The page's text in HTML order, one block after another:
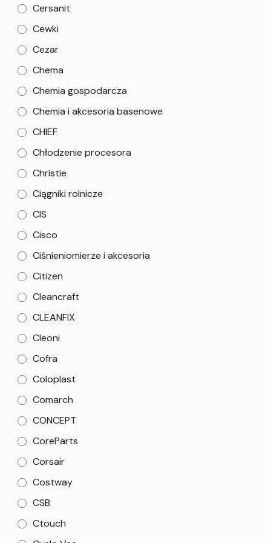
Cersanit
Cewki
Cezar
Chema
Chemia gospodarcza
Chemia i akcesoria basenowe
CHIEF
Chłodzenie procesora
Christie
Ciągniki rolnicze
CIS
Cisco
Ciśnieniomierze i akcesoria
Citizen
Cleancraft
CLEANFIX
Cleoni
Cofra
Coloplast
Comarch
CONCEPT
CoreParts
Corsair
Costway
CSB
Ctouch